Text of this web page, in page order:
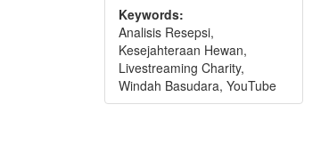
Keywords:
Analisis Resepsi,
Kesejahteraan Hewan,
Livestreaming Charity,
Windah Basudara, YouTube